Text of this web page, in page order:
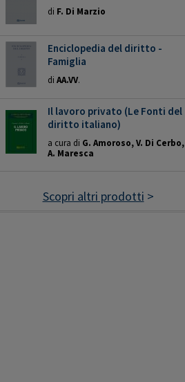
di F. Di Marzio
Enciclopedia del diritto -
Famiglia
di AA.VV.
Il lavoro privato (Le Fonti del
diritto italiano)
a cura di G. Amoroso, V. Di Cerbo,
A. Maresca
Scopri altri prodotti >